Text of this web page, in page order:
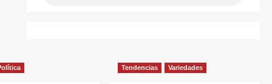
Tendencias Variedades